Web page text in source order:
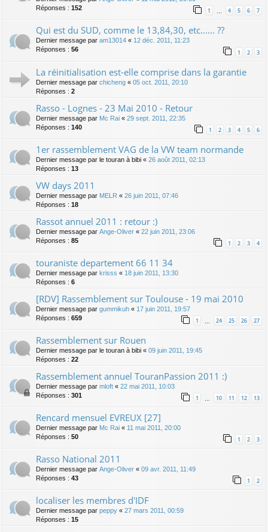
Réponses : 152 1 … 4 5 6 7
Qui est du SUD, comme le 13,84,30, etc...... ??
Dernier message par am13014 « 12 déc. 2011, 11:23
Réponses : 56 1 2 3
La réinitialisation est-elle comprise dans la garantie
Dernier message par chicheng « 05 oct. 2011, 20:10
Réponses : 2
Rasso - Lognes - 23 Mai 2010 - Retour
Dernier message par Mc Rai « 29 sept. 2011, 22:35
Réponses : 140 1 2 3 4 5 6
1er rassemblement VAG de la VW team normande
Dernier message par le touran à bibi « 26 août 2011, 02:13
Réponses : 13
VW days 2011
Dernier message par MELR « 26 juin 2011, 07:46
Réponses : 18
Rassot annuel 2011 : retour :)
Dernier message par Ange-Oliver « 22 juin 2011, 23:06
Réponses : 85 1 2 3 4
touraniste departement 66 11 34
Dernier message par krisss « 18 juin 2011, 13:30
Réponses : 6
[RDV] Rassemblement sur Toulouse - 19 mai 2010
Dernier message par gummikuh « 17 juin 2011, 19:57
Réponses : 659 1 24 25 26 27
Rassemblement sur Rouen
Dernier message par le touran à bibi « 09 juin 2011, 19:45
Réponses : 22
Rassemblement annuel TouranPassion 2011 :)
Dernier message par mloft « 22 mai 2011, 10:03
Réponses : 301 1 10 11 12 13
Rencard mensuel EVREUX [27]
Dernier message par Mc Rai « 11 mai 2011, 20:00
Réponses : 50 1 2 3
Rasso National 2011
Dernier message par Ange-Oliver « 09 avr. 2011, 11:49
Réponses : 43 1 2
localiser les membres d'IDF
Dernier message par peppy « 27 mars 2011, 00:59
Réponses : 15